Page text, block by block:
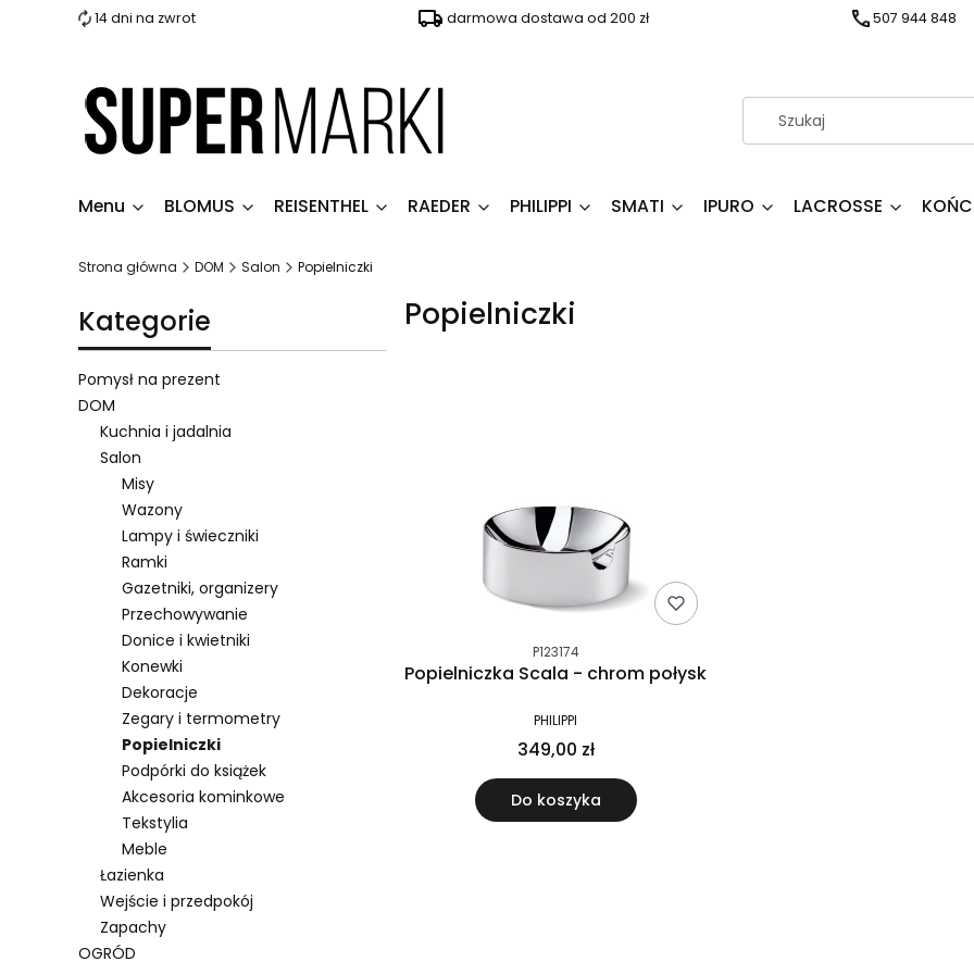
14 dni na zwrot darmowa dostawa od 200 zł 507 944 848
Menu BLOMUS REISENTHEL RAEDER PHILIPPI SMATI IPURO LACROSSE
Strona główna DOM Salon Popielniczki
Kategorie
Pomysł na prezent
DOM
Kuchnia i jadalnia
Salon
Misy
Wazony
Lampy i świeczniki
Ramki
Gazetniki, organizery
Przechowywanie
Donice i kwietniki
Konewki
Dekoracje
Zegary i termometry
Popielniczki
Podpórki do książek
Akcesoria kominkowe
Tekstylia
Meble
Łazienka
Wejście i przedpokój
Zapachy
OGRÓD
Popielniczki
P123174
Popielniczka Scala - chrom połysk
PHILIPPI
349,00 zł
Do koszyka